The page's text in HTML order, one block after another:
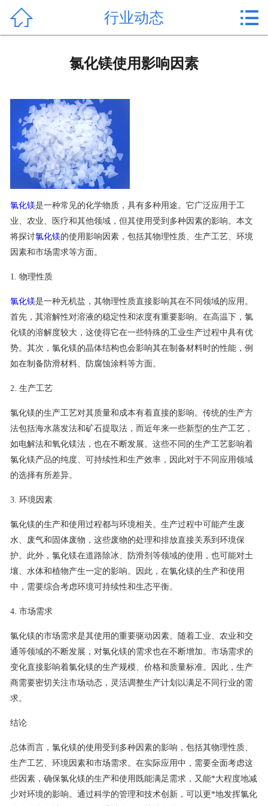
 行业动态 
氯化镁使用影响因素
氯化镁是一种常见的化学物质，具有多种用途。它广泛应用于工
业、农业、医疗和其他领域，但其使用受到多种因素的影响。本文
将探讨氯化镁的使用影响因素，包括其物理性质、生产工艺、环境
因素和市场需求等方面。
1. 物理性质
氯化镁是一种无机盐，其物理性质直接影响其在不同领域的应用。
首先，其溶解性对溶液的稳定性和浓度有重要影响。在高温下，氯
化镁的溶解度较大，这使得它在一些特殊的工业生产过程中具有优
势。其次，氯化镁的晶体结构也会影响其在制备材料时的性能，例
如在制备防滑材料、防腐蚀涂料等方面。
2. 生产工艺
氯化镁的生产工艺对其质量和成本有着直接的影响。传统的生产方
法包括海水蒸发法和矿石提取法，而近年来一些新型的生产工艺，
如电解法和氧化镁法，也在不断发展。这些不同的生产工艺影响着
氯化镁产品的纯度、可持续性和生产效率，因此对于不同应用领域
的选择有所差异。
3. 环境因素
氯化镁的生产和使用过程都与环境相关。生产过程中可能产生废
水、废气和固体废物，这些废物的处理和排放直接关系到环境保
护。此外，氯化镁在道路除冰、防滑剂等领域的使用，也可能对土
壤、水体和植物产生一定的影响。因此，在氯化镁的生产和使用
中，需要综合考虑环境可持续性和生态平衡。
4. 市场需求
氯化镁的市场需求是其使用的重要驱动因素。随着工业、农业和交
通等领域的不断发展，对氯化镁的需求也在不断增加。市场需求的
变化直接影响着氯化镁的生产规模、价格和质量标准。因此，生产
商需要密切关注市场动态，灵活调整生产计划以满足不同行业的需
求。
结论
总体而言，氯化镁的使用受到多种因素的影响，包括其物理性质、
生产工艺、环境因素和市场需求。在实际应用中，需要全面考虑这
些因素，确保氯化镁的生产和使用既能满足需求，又能*大程度地减
少对环境的影响。通过科学的管理和技术创新，可以更*地发挥氯化